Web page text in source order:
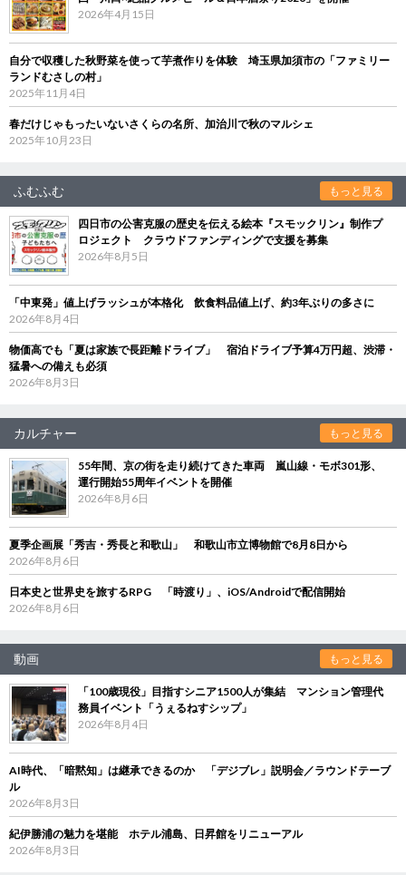
2026年4月15日
自分で収穫した秋野菜を使って芋煮作りを体験 埼玉県加須市の「ファミリー
ランドむさしの村」
2025年11月4日
春だけじゃもったいないさくらの名所、加治川で秋のマルシェ
2025年10月23日
ふむふむ もっと見る
四日市の公害克服の歴史を伝える絵本『スモックリン』制作プ
ロジェクト クラウドファンディングで支援を募集
2026年8月5日
「中東発」値上げラッシュが本格化 飲食料品値上げ、約3年ぶりの多さに
2026年8月4日
物価高でも「夏は家族で長距離ドライブ」 宿泊ドライブ予算4万円超、渋滞・
猛暑への備えも必須
2026年8月3日
カルチャー もっと見る
55年間、京の街を走り続けてきた車両 嵐山線・モボ301形、
運行開始55周年イベントを開催
2026年8月6日
夏季企画展「秀吉・秀長と和歌山」 和歌山市立博物館で8月8日から
2026年8月6日
日本史と世界史を旅するRPG 「時渡り」、iOS/Androidで配信開始
2026年8月6日
動画 もっと見る
「100歳現役」目指すシニア1500人が集結 マンション管理代
務員イベント「うぇるねすシップ」
2026年8月4日
AI時代、「暗黙知」は継承できるのか 「デジブレ」説明会／ラウンドテーブ
ル
2026年8月3日
紀伊勝浦の魅力を堪能 ホテル浦島、日昇館をリニューアル
2026年8月3日